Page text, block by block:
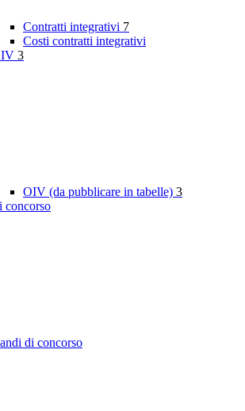
Contratti integrativi 7
Costi contratti integrativi
3
OIV (da pubblicare in tabelle) 3
concorso
di concorso